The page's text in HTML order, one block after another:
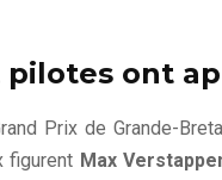
pilotes ont
Prix de Grande-
figurent Max